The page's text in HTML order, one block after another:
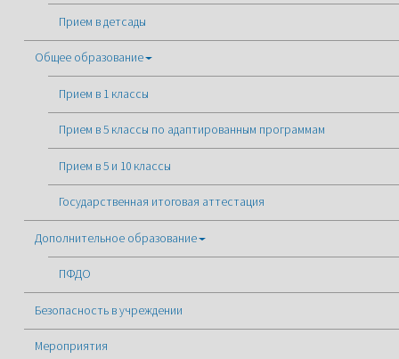
Прием в детсады
Общее образование
Прием в 1 классы
Прием в 5 классы по адаптированным программам
Прием в 5 и 10 классы
Государственная итоговая аттестация
Дополнительное образование
ПФДО
Безопасность в учреждении
Мероприятия